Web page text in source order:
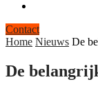
Contact
Home Nieuws De
De